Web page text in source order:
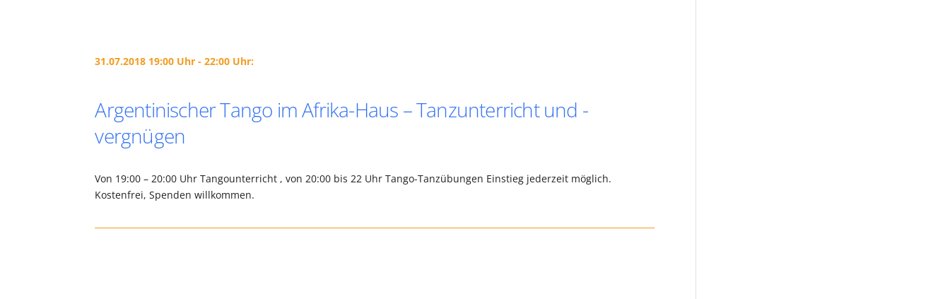
31.07.2018 19:00 Uhr - 22:00 Uhr:
Argentinischer Tango im Afrika-Haus – Tanzunterricht und -
vergnügen
Von 19:00 – 20:00 Uhr Tangounterricht , von 20:00 bis 22 Uhr Tango-Tanzübungen Einstieg jederzeit möglich.
Kostenfrei, Spenden willkommen.